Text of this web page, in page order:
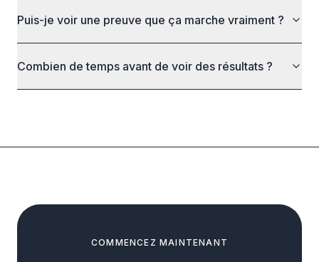
Puis-je voir une preuve que ça marche vraiment ?
Combien de temps avant de voir des résultats ?
COMMENCEZ MAINTENANT